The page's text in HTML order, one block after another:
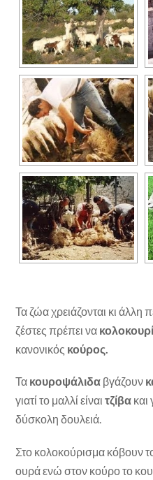
Τα ζώα χρειάζονται κι άλλη
ζέστες πρέπει να
κανονικός κούρος.
Τα κουροψάλιδα βγάζουν
γιατί το μαλλί είναιτζίβα και
δύσκολη δουλειά.
Στο κολοκούρισμα κόβουν
ουρά ενώ στον κούρο το